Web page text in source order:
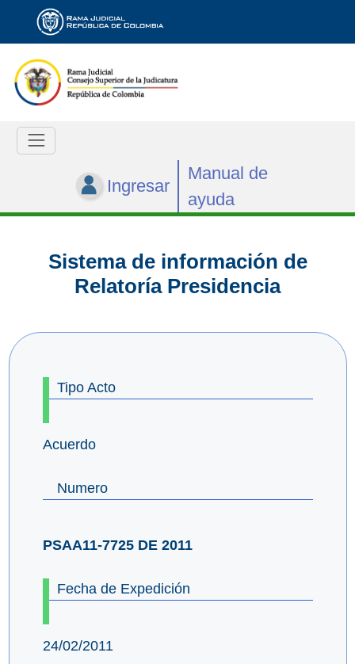
Ingresar
Manual de
ayuda
Sistema de información de
Relatoría Presidencia
Tipo Acto
Acuerdo
Numero
PSAA11-7725 DE 2011
Fecha de Expedición
24/02/2011